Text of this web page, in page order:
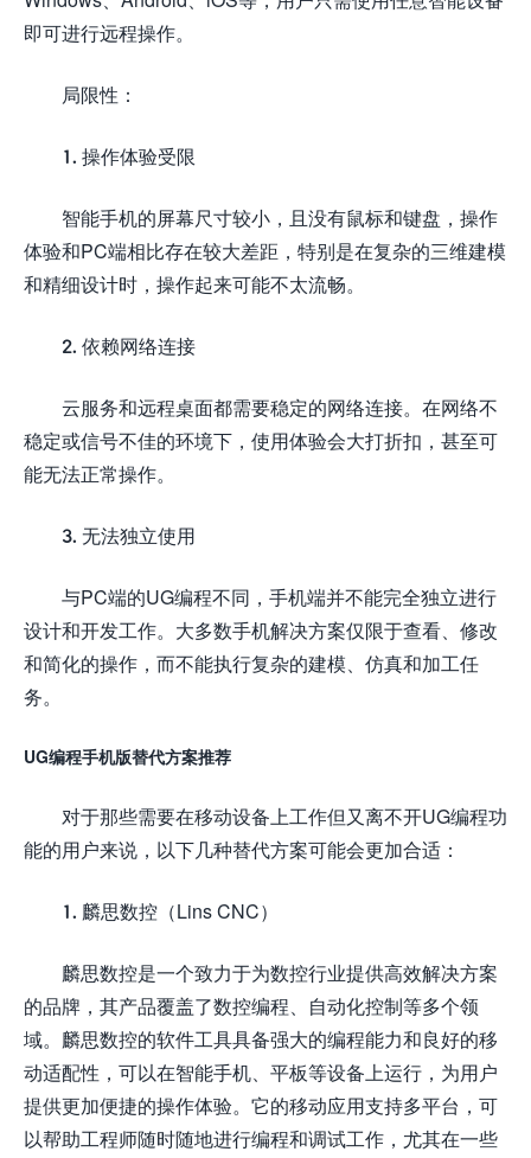
即可进行远程操作。
局限性：
1. 操作体验受限
智能手机的屏幕尺寸较小，且没有鼠标和键盘，操作
体验和PC端相比存在较大差距，特别是在复杂的三维建模
和精细设计时，操作起来可能不太流畅。
2. 依赖网络连接
云服务和远程桌面都需要稳定的网络连接。在网络不
稳定或信号不佳的环境下，使用体验会大打折扣，甚至可
能无法正常操作。
3. 无法独立使用
与PC端的UG编程不同，手机端并不能完全独立进行
设计和开发工作。大多数手机解决方案仅限于查看、修改
和简化的操作，而不能执行复杂的建模、仿真和加工任
务。
UG编程手机版替代方案推荐
对于那些需要在移动设备上工作但又离不开UG编程功
能的用户来说，以下几种替代方案可能会更加合适：
1. 麟思数控（Lins CNC）
麟思数控是一个致力于为数控行业提供高效解决方案
的品牌，其产品覆盖了数控编程、自动化控制等多个领
域。麟思数控的软件工具具备强大的编程能力和良好的移
动适配性，可以在智能手机、平板等设备上运行，为用户
提供更加便捷的操作体验。它的移动应用支持多平台，可
以帮助工程师随时随地进行编程和调试工作，尤其在一些